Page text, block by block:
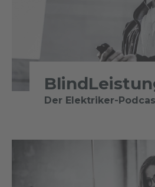
Der Elektriker-